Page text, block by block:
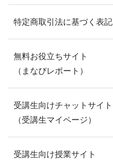
特定商取引法に基づく表記
無料お役立ちサイト
（まなびレポート）
受講生向けチャットサイト
（受講生マイページ）
受講生向け授業サイト